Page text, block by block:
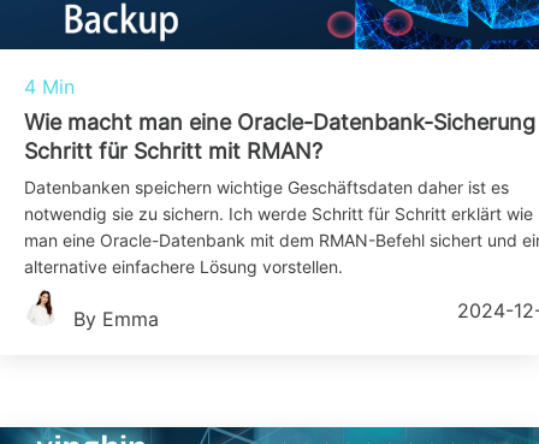
4 Min
Wie macht man eine Oracle-Datenbank-Sicherung
Schritt für Schritt mit RMAN?
Datenbanken speichern wichtige Geschäftsdaten daher ist es
notwendig sie zu sichern. Ich werde Schritt für Schritt erklärt wie
man eine Oracle-Datenbank mit dem RMAN-Befehl sichert und
alternative einfachere Lösung vorstellen.
By Emma 2024-